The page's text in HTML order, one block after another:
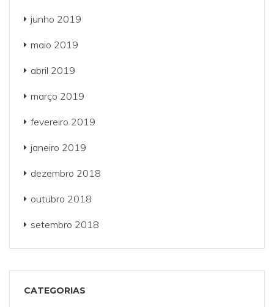
junho 2019
maio 2019
abril 2019
março 2019
fevereiro 2019
janeiro 2019
dezembro 2018
outubro 2018
setembro 2018
CATEGORIAS